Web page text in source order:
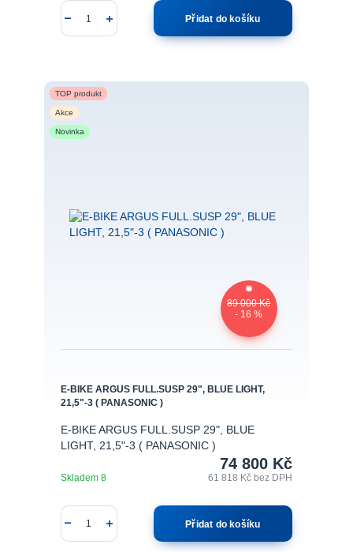
Přidat do košíku
TOP produkt
Akce
Novinka
89 000 Kč
- 16 %
E-BIKE ARGUS FULL.SUSP 29", BLUE LIGHT,
21,5"-3 ( PANASONIC )
E-BIKE ARGUS FULL.SUSP 29", BLUE
LIGHT, 21,5"-3 ( PANASONIC )
74 800 Kč
61 818 Kčbez DPH
Skladem 8
Přidat do košíku